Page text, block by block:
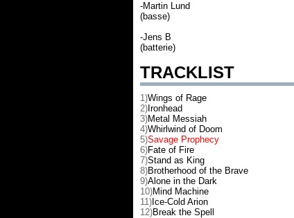
-Martin Lund
(basse)
-Jens B
(batterie)
TRACKLIST
1)Wings of Rage
2) Ironhead
3)Metal Messiah
4)Whirlwind of Doom
5)Savage Prophecy
6)Fate of Fire
7)Stand as King
8)Brotherhood of the Brave
9)Alone in the Dark
10)Mind Machine
11) Ice-Cold Arion
12)Break the Spell